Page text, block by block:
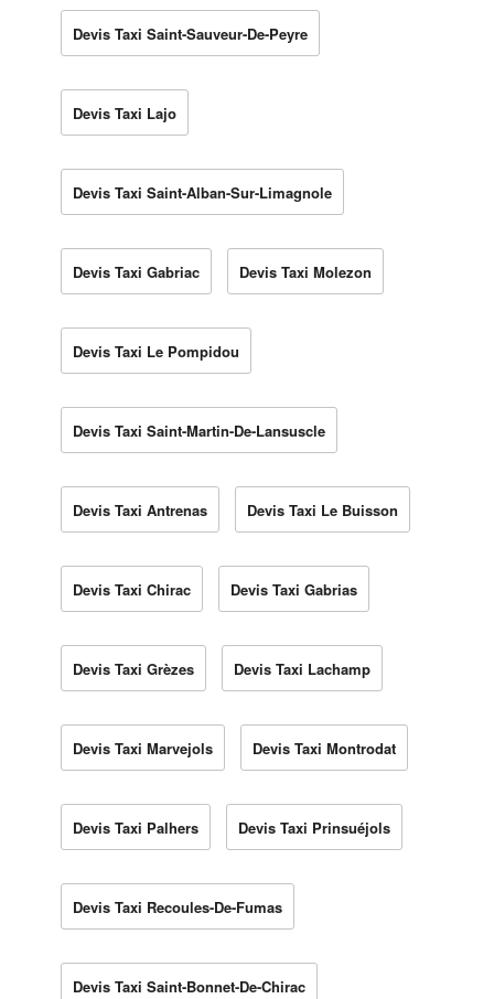
Devis Taxi Saint-Sauveur-De-Peyre
Devis Taxi Lajo
Devis Taxi Saint-Alban-Sur-Limagnole
Devis Taxi Gabriac Devis Taxi Molezon
Devis Taxi Le Pompidou
Devis Taxi Saint-Martin-De-Lansuscle
Devis Taxi Antrenas Devis Taxi Le Buisson
Devis Taxi Chirac Devis Taxi Gabrias
Devis Taxi Grèzes Devis Taxi Lachamp
Devis Taxi Marvejols Devis Taxi Montrodat
Devis Taxi Palhers Devis Taxi Prinsuéjols
Devis Taxi Recoules-De-Fumas
Devis Taxi Saint-Bonnet-De-Chirac